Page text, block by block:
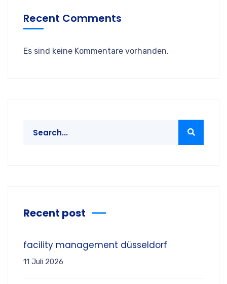
Recent Comments
Es sind keine Kommentare vorhanden.
Recent post
facility management düsseldorf
11 Juli 2026